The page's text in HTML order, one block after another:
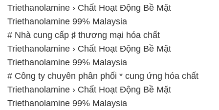
Triethanolamine › Chất Hoạt Động Bề Mặt
Triethanolamine 99% Malaysia
# Nhà cung cấp ♯ thương mại hóa chất
Triethanolamine › Chất Hoạt Động Bề Mặt
Triethanolamine 99% Malaysia
# Công ty chuyên phân phối * cung ứng hóa chất
Triethanolamine › Chất Hoạt Động Bề Mặt
Triethanolamine 99% Malaysia